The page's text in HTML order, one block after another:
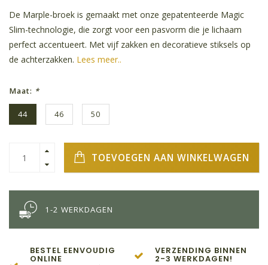
De Marple-broek is gemaakt met onze gepatenteerde Magic
Slim-technologie, die zorgt voor een pasvorm die je lichaam
perfect accentueert. Met vijf zakken en decoratieve stiksels op
de achterzakken. Lees meer..
Maat: *
44 46 50
TOEVOEGEN AAN WINKELWAGEN
1-2 WERKDAGEN
BESTEL EENVOUDIG
ONLINE
VERZENDING BINNEN
2-3 WERKDAGEN!